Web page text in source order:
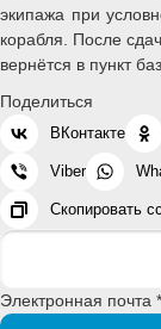
экипажа при
корабля. После
вернётся в пункт
Поделиться
ВКонтакте
Viber
Скопировать
Электронная почта *